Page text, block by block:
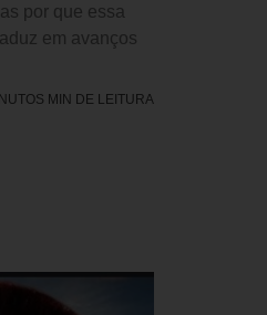
por que essa
em avanços
MIN DE LEITURA